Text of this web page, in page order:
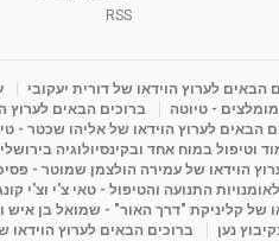
RSS
הבאים לערוץ הוידאו של דורית יעקובי
מומלצים - טיוטה ברוכים הבאים לערוץ
הבאים לערוץ הוידאו של אליהו שכטר -
וטיפול במוח אחד ובקינסיולוגיה
הוידאו של עמירה הולצמן שמוטר -
התנועה והטיפול - טאי צ'י וצ'י
של קליניקת "דרך האור" - שמואל בן
נען
ברוכים הבאים לערוץ הוידאו